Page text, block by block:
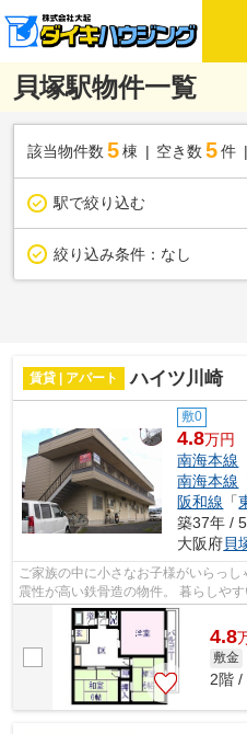
貝塚駅物件一覧
該当物件数 5棟 空き数 5 件
駅で絞り込む
絞り込み条件： なし
賃貸 | アパート ハイツ川崎
敷0
4.8万円
南海本線
南海本線
阪和線 「
築37年 /
大阪府貝
ご家族の中に小さなお子様がいらっ
震性が高い鉄骨造の物件。 暮らしや
す。 バルコニー付きで、利便性の高...
4.8
敷金
2階 /